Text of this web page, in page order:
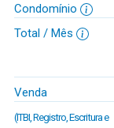
Condomínio
Total / Mês
Venda
(ITBI, Registro, Escritura e